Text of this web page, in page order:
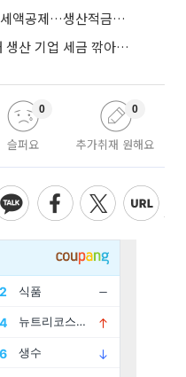
반도체·이차전지 국내 생산하면 세액공제…생산적금융 ISA 신설
태양광ㆍ반도체 전략품목⋯국내 생산 기업 세금 깎아준다
슬퍼요
0
추가취재 원해요
0